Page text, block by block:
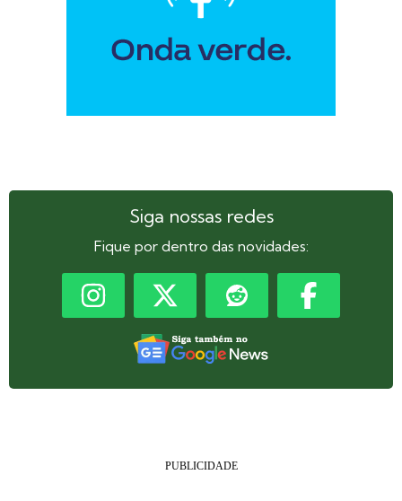
Siga nossas redes
Fique por dentro das novidades: